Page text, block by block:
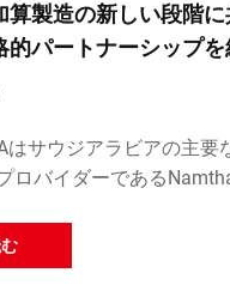
算製造の新しい段階
的パートナーシップを
はサウジアラビアの主要
ロバイダーである
ターの中心的戦略パート